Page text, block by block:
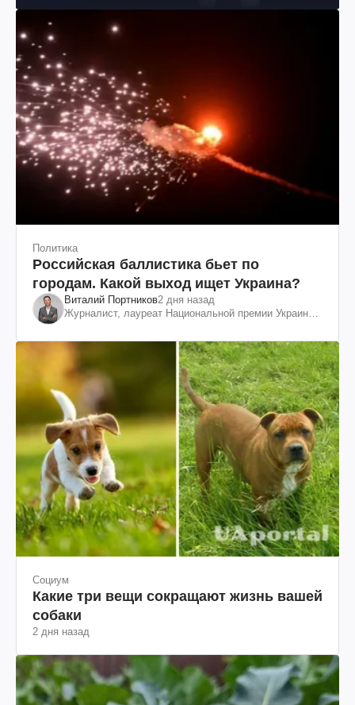
Политика
Российская баллистика бьет по
городам. Какой выход ищет Украина?
Виталий Портников2 дня назад
Журналист, лауреат Национальной премии Украины
Социум
Какие три вещи сокращают жизнь вашей
собаки
2 дня назад